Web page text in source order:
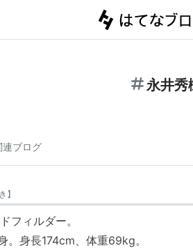
永井秀
連ブログ
】
フィルダー。
。身長174cm、体重69kg。